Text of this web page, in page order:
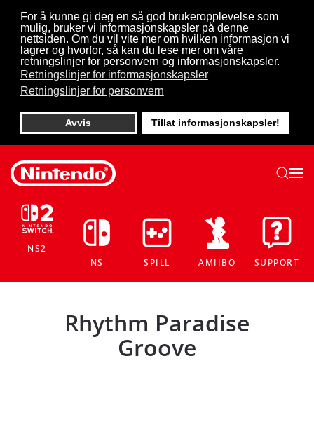
For å kunne gi deg en så god brukeropplevelse som
mulig, bruker vi informasjonskapsler på denne
nettsiden. Om du vil vite mer om hvilken informasjon vi
lagrer og hvorfor, så kan du lese mer om våre
retningslinjer for personvern og informasjonskapsler.
Retningslinjer for informasjonskapsler
Retningslinjer for personvern
Avvis Tillat informasjonskapsler!
Skip to main content
NS2
NS
SPILL AMIIBO SUPPORT
Rhythm Paradise
Groove